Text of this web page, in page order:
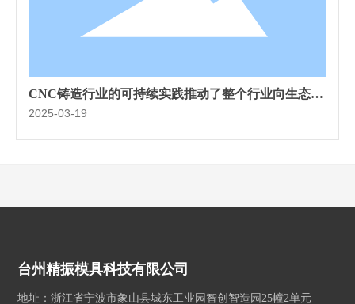
CNC铸造行业的可持续实践推动了整个行业向生态环
保制造的转变
2025-03-19
台州精振模具科技有限公司
地址：浙江省宁波市象山县城东工业园智创智造园25幢2单元